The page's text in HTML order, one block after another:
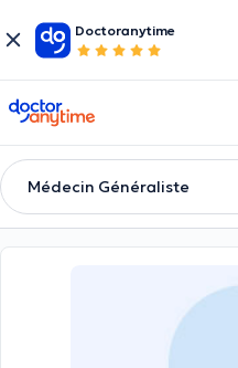
Doctoranytime
doctoranytime
Médecin Généraliste